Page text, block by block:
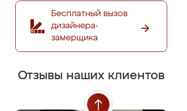
Бесплатный вызов
дизайнера-
замерщика
Отзывы наших клиентов